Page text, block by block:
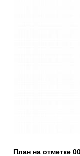
План на отметке